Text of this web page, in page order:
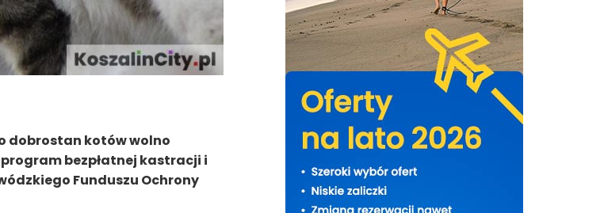
dobrostan kotów wolno
bezpłatnej kastracji i
Funduszu Ochrony